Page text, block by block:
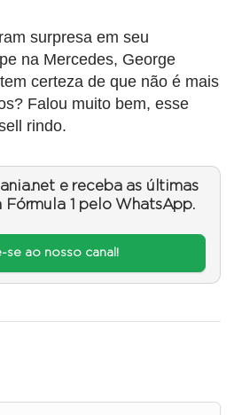
surpresa em seu
na Mercedes, George
certeza de que não é mais
Falou muito bem, esse
rindo.
e receba as últimas
Fórmula 1 pelo WhatsApp.
se ao nosso canal!